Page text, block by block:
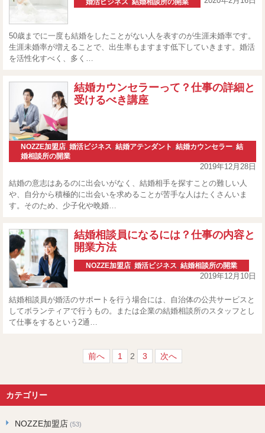
婚活ビジネス, 結婚相談所の開業
50歳までに一度も結婚をしたことがない人を表すのが生涯未婚率です。
生涯未婚率が増えることで、出生率もますます低下していきます。婚活
を活性化すべく、多く…
結婚カウンセラーって？仕事の詳細と
受けるべき講座
NOZZE加盟店, 婚活ビジネス, 結婚アテンダント , 結婚カウンセラー, 結
婚相談所の開業
2019年12月28日
結婚の意志はあるのに出会いがなく、結婚相手を探すことの難しい人
や、自分から積極的に出会いを求めることが苦手な人はたくさんいま
す。そのため、少子化や晩婚…
結婚相談員になるには？仕事の内容と
開業方法
NOZZE加盟店, 婚活ビジネス, 結婚相談所の開業
2019年12月10日
結婚相談員が婚活のサポートを行う場合には、自治体の公共サービスと
してボランティアで行うもの。または企業の結婚相談所のスタッフとし
て仕事をするという2通…
前へ 1 2 3 次へ
カテゴリー
NOZZE加盟店 (53)